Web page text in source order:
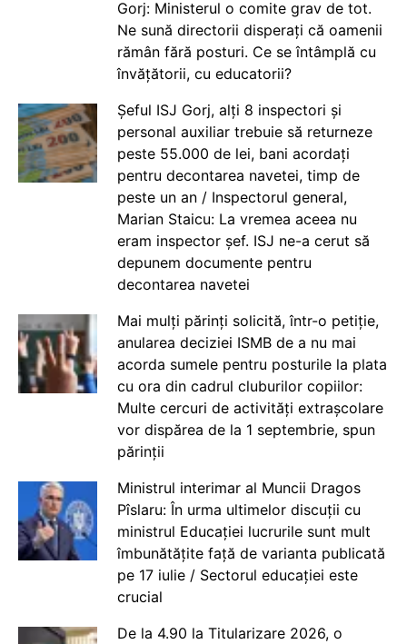
Gorj: Ministerul o comite grav de tot.
Ne sună directorii disperați că oamenii
rămân fără posturi. Ce se întâmplă cu
învățătorii, cu educatorii?
Șeful ISJ Gorj, alți 8 inspectori și
personal auxiliar trebuie să returneze
peste 55.000 de lei, bani acordați
pentru decontarea navetei, timp de
peste un an / Inspectorul general,
Marian Staicu: La vremea aceea nu
eram inspector șef. ISJ ne-a cerut să
depunem documente pentru
decontarea navetei
Mai mulți părinți solicită, într-o petiție,
anularea deciziei ISMB de a nu mai
acorda sumele pentru posturile la plata
cu ora din cadrul cluburilor copiilor:
Multe cercuri de activități extrașcolare
vor dispărea de la 1 septembrie, spun
părinții
Ministrul interimar al Muncii Dragos
Pîslaru: În urma ultimelor discuții cu
ministrul Educației lucrurile sunt mult
îmbunătățite față de varianta publicată
pe 17 iulie / Sectorul educației este
crucial
De la 4.90 la Titularizare 2026, o